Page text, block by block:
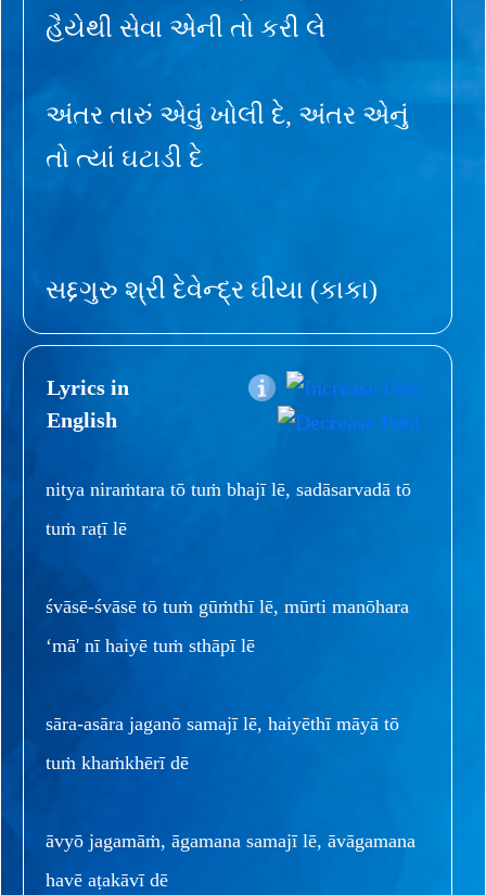
હૈયેથી સેવા એની તો કરી લે
અંતર તારું એવું ખોલી દે, અંતર એનું
તો ત્યાં ઘટાડી દે
સદ્દગુરુ શ્રી દેવેન્દ્ર ઘીયા (કાકા)
Lyrics in
English
nitya niraṁtara tō tuṁ bhajī lē, sadāsarvadā tō
tuṁ raṭī lē
śvāsē-śvāsē tō tuṁ gūṁthī lē, mūrti manōhara
‘mā' nī haiyē tuṁ sthāpī lē
sāra-asāra jaganō samajī lē, haiyēthī māyā tō
tuṁ khaṁkhērī dē
āvyō jagamāṁ, āgamana samajī lē, āvāgamana
havē aṭakāvī dē